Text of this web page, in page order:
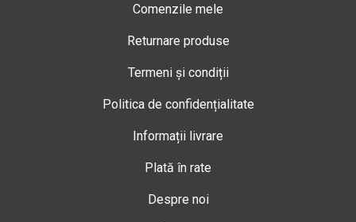
Comenzile mele
Returnare produse
Termeni și condiții
Politica de confidențialitate
Informații livrare
Plată în rate
Despre noi